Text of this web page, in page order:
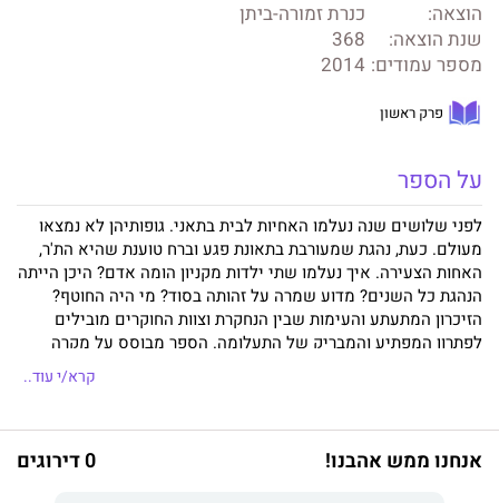
הוצאה:
כנרת זמורה-ביתן
שנת הוצאה:
368
מספר עמודים: 2014
פרק ראשון
על הספר
לפני שלושים שנה נעלמו האחיות לבית בתאני. גופותיהן לא נמצאו
מעולם. כעת, נהגת שמעורבת בתאונת פגע וברח טוענת שהיא הת'ר,
האחות הצעירה. איך נעלמו שתי ילדות מקניון הומה אדם? היכן הייתה
הנהגת כל השנים? מדוע שמרה על זהותה בסוד? מי היה החוטף?
הזיכרון המתעתע והעימות שבין הנחקרת וצוות החוקרים מובילים
לפתרון המפתיע והמבריק של התעלומה. הספר מבוסס על מקרה
קרא/י עוד..
אנחנו ממש אהבנו! 0 דירוגים